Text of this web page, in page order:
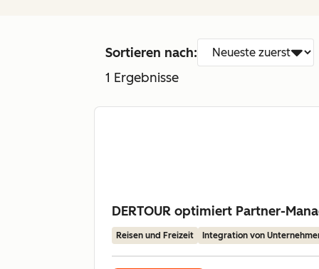
Sortieren nach:
1 Ergebnisse
DERTOUR optimiert Partner-
Reisen und Freizeit Integration von